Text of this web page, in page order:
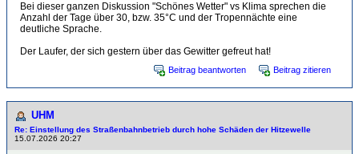
Bei dieser ganzen Diskussion "Schönes Wetter" vs Klima sprechen die
Anzahl der Tage über 30, bzw. 35°C und der Tropennächte eine
deutliche Sprache.
Der Laufer, der sich gestern über das Gewitter gefreut hat!
Beitrag beantworten Beitrag zitieren
UHM
Re: Einstellung des Straßenbahnbetrieb durch hohe Schäden der Hitzewelle
15.07.2026 20:27